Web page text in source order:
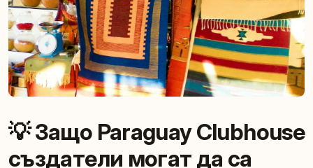
💡 Защо Paraguay Clubhouse
създатели могат да са